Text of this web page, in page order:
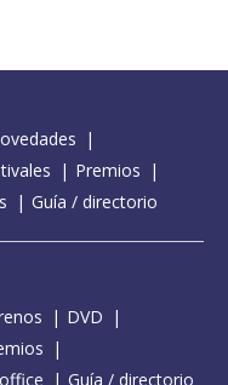
Premios
Guía / directorio
DVD
Guía / directorio